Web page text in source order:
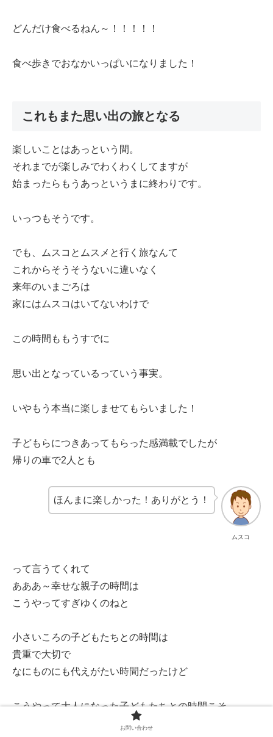
どんだけ食べるねん～！！！！！
食べ歩きでおなかいっぱいになりました！
これもまた思い出の旅となる
楽しいことはあっという間。
それまでが楽しみでわくわくしてますが
始まったらもうあっというまに終わりです。
いっつもそうです。
でも、ムスコとムスメと行く旅なんて
これからそうそうないに違いなく
来年のいまごろは
家にはムスコはいてないわけで
この時間ももうすでに
思い出となっているっていう事実。
いやもう本当に楽しませてもらいました！
子どもらにつきあってもらった感満載でしたが
帰りの車で2人とも
ムスコ
ほんまに楽しかった！ありがとう！
って言うてくれて
あああ～幸せな親子の時間は
こうやってすぎゆくのねと
小さいころの子どもたちとの時間は
貴重で大切で
なにものにも代えがたい時間だったけど
こうやって大人になった子どもたちとの時間こそ
めちゃくちゃ貴重ではないのかと
お問い合わせ